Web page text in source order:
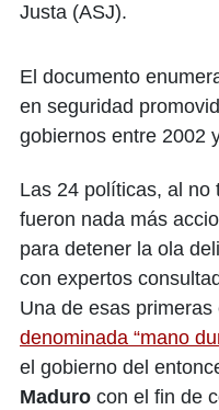
Justa (ASJ).
El documento
en seguridad
gobiernos entre 2002
Las 24 políticas, al no
fueron nada más
para detener la ola
con expertos
Una de esas
denominada “mano
el gobierno del
Maduro con el fin de